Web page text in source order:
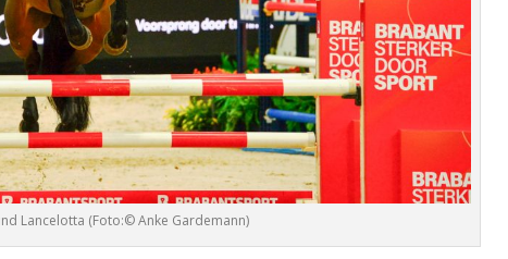
Lancelotta (Foto:© Anke Gardemann)